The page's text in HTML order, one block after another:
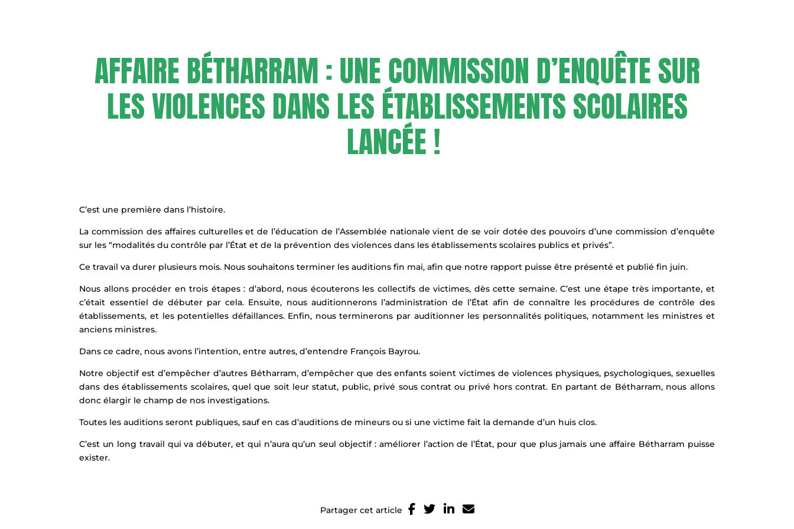
AFFAIRE BÉTHARRAM : UNE COMMISSION D’ENQUÊTE SUR
LES VIOLENCES DANS LES ÉTABLISSEMENTS SCOLAIRES
LANCÉE !
C’est une première dans l’histoire.
La commission des affaires culturelles et de l’éducation de l’Assemblée nationale vient de se voir dotée des pouvoirs d’une commission d’enquête
sur les “modalités du contrôle par l’État et de la prévention des violences dans les établissements scolaires publics et privés”.
Ce travail va durer plusieurs mois. Nous souhaitons terminer les auditions fin mai, afin que notre rapport puisse être présenté et publié fin juin.
Nous allons procéder en trois étapes : d’abord, nous écouterons les collectifs de victimes, dès cette semaine. C’est une étape très importante, et
c’était essentiel de débuter par cela. Ensuite, nous auditionnerons l’administration de l’État afin de connaître les procédures de contrôle des
établissements, et les potentielles défaillances. Enfin, nous terminerons par auditionner les personnalités politiques, notamment les ministres et
anciens ministres.
Dans ce cadre, nous avons l’intention, entre autres, d’entendre François Bayrou.
Notre objectif est d’empêcher d’autres Bétharram, d’empêcher que des enfants soient victimes de violences physiques, psychologiques, sexuelles
dans des établissements scolaires, quel que soit leur statut, public, privé sous contrat ou privé hors contrat. En partant de Bétharram, nous allons
donc élargir le champ de nos investigations.
Toutes les auditions seront publiques, sauf en cas d’auditions de mineurs ou si une victime fait la demande d’un huis clos.
C’est un long travail qui va débuter, et qui n’aura qu’un seul objectif : améliorer l’action de l’État, pour que plus jamais une affaire Bétharram puisse
exister.
Partager cet article